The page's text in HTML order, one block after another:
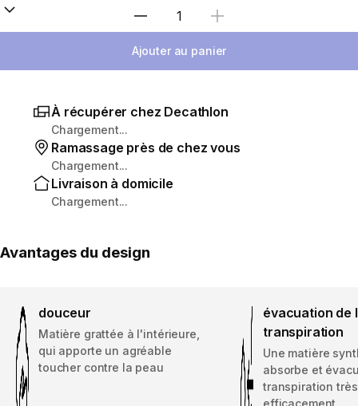
Sélectionnez la quantité
Ajouter au panier
À récupérer chez Decathlon
Chargement...
Ramassage près de chez vous
Chargement...
Livraison à domicile
Chargement...
Avantages du design
douceur
Matière grattée à l'intérieure,
qui apporte un agréable
toucher contre la peau
évacuation de
transpiration
Une matière
absorbe et
transpiration très
efficacement